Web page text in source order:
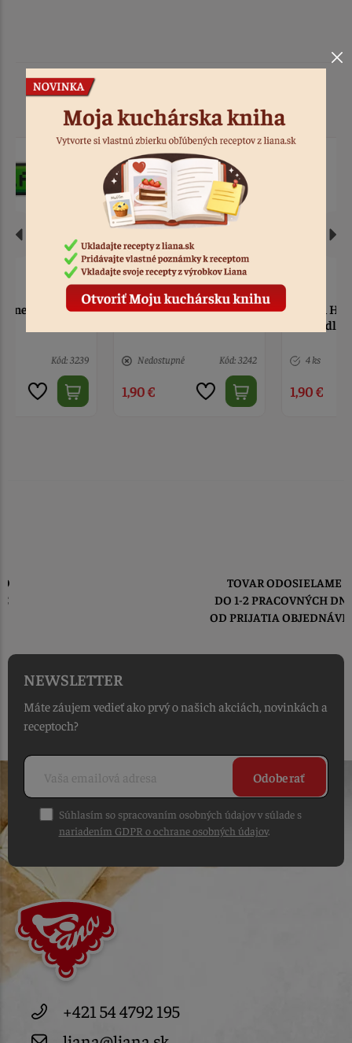
Zápich - Minecrft Game
Nedostupné Kód: 3242
1,90 €
Zápich Happy Birthday
4 ks Kód: 5825
1,90 €
TOVAR ODOSIELAME
DO 1-2 PRACOVNÝCH DNÍ
OD PRIJATIA OBJEDNÁVKY
NEWSLETTER
Máte záujem vedieť ako prvý o našich akciách, novinkách a
receptoch?
Odoberať
Súhlasím so spracovaním osobných údajov v súlade s
nariadením GDPR o ochrane osobných údajov.
+421 54 4792 195